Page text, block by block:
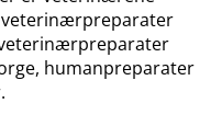
veterinærpreparater
humanpreparater